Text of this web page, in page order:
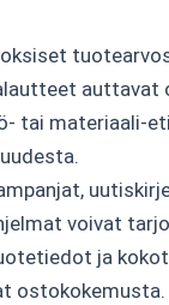
auttavat
tai materiaali-
voivat
ja
ostokokemusta.